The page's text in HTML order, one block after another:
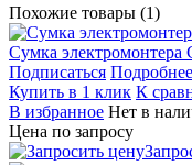
Похожие товары (1)
Сумка
Подписаться Подробнее
Купить в 1 клик К
В избранное Нет в
Цена по запросу